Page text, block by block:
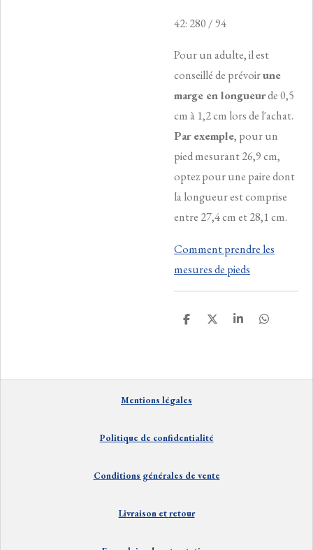
42: 280 / 94
Pour un adulte, il est
conseillé de prévoirune
marge en longueurde 0,5
cm à 1,2 cm lors de l'achat.
Par exemple, pour un
pied mesurant 26,9 cm,
optez pour une paire dont
la longueur est comprise
entre 27,4 cm et 28,1 cm.
Comment prendre les
mesures de pieds
P
g
r
P
g
P
g
P
g
Mentions légales
Politique de confidentialité
Conditions générales de vente
Livraison etretour